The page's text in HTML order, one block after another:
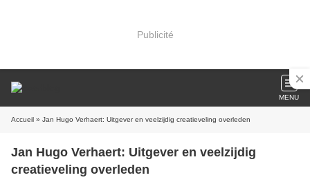
Publicité
MENU
Accueil » Jan Hugo Verhaert: Uitgever en veelzijdig creatieveling overleden
Jan Hugo Verhaert: Uitgever en veelzijdig
creatieveling overleden